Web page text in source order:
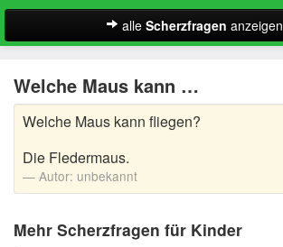
alle Scherzfragen anzeigen
Scherzfragen für Kinder
Welche Maus kann …
Welche Maus kann fliegen?
Die Fledermaus.
Autor: unbekannt
Mehr Scherzfragen für Kinder